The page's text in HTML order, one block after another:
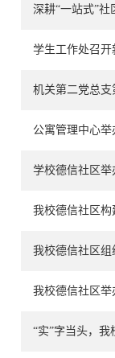
学生工作处召
公寓管理中心举
我校德信社区
我校德信社区